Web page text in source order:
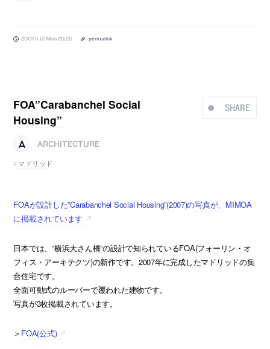
2007.11.12 Mon 20:20 permalink
SHARE
FOA”Carabanchel Social
Housing”
ARCHITECTURE
マドリッド
FOAが設計した”Carabanchel Social Housing”(2007)の写真が、MIMOA
に掲載されています
日本では、”横浜大さん橋”の設計で知られているFOA(フォーリン・オ
フィス・アーキテクツ)の新作です。2007年に完成したマドリッドの集
合住宅です。
全面可動式のルーバーで覆われた建物です。
写真が3枚掲載されています。
＞ FOA(公式)